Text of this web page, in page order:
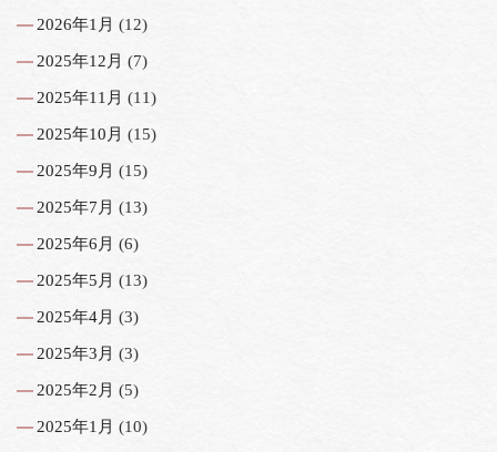
2026年1月 (12)
2025年12月 (7)
2025年11月 (11)
2025年10月 (15)
2025年9月 (15)
2025年7月 (13)
2025年6月 (6)
2025年5月 (13)
2025年4月 (3)
2025年3月 (3)
2025年2月 (5)
2025年1月 (10)